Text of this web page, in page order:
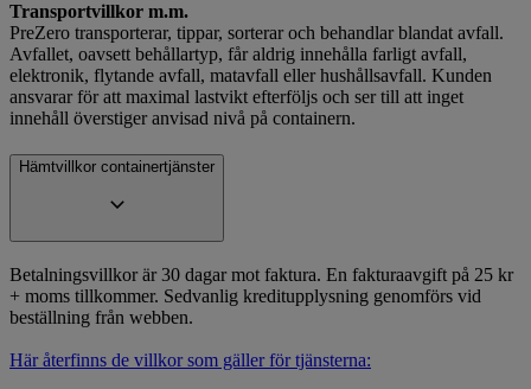
Transportvillkor m.m.
PreZero transporterar, tippar, sorterar och behandlar blandat avfall.
Avfallet, oavsett behållartyp, får aldrig innehålla farligt avfall,
elektronik, flytande avfall, matavfall eller hushållsavfall. Kunden
ansvarar för att maximal lastvikt efterföljs och ser till att inget
innehåll överstiger anvisad nivå på containern.
Hämtvillkor containertjänster
Betalningsvillkor är 30 dagar mot faktura. En fakturaavgift på 25 kr
+ moms tillkommer. Sedvanlig kreditupplysning genomförs vid
beställning från webben.
Här återfinns de villkor som gäller för tjänsterna: